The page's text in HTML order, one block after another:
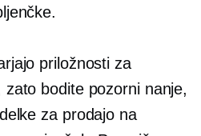
priložnosti za
bodite pozorni nanje,
za prodajo na